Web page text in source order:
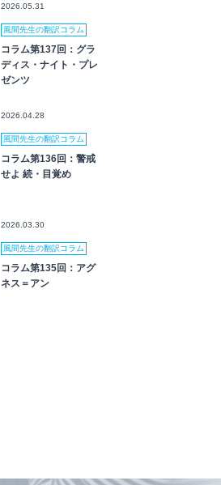
2026.05.31
風間先生の翻訳コラム
コラム第137回：グラ
ディス・ナイト・プレ
ゼンツ
2026.04.28
風間先生の翻訳コラム
コラム第136回：警戒
せよ 続・目覚め
2026.03.30
風間先生の翻訳コラム
コラム第135回：アグ
ネス＝アン